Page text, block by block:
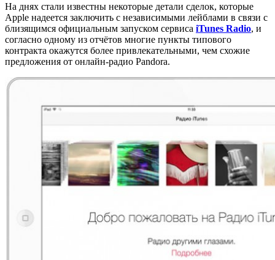
На днях стали известны некоторые детали сделок, которые
Apple надеется заключить с независимыми лейблами в связи с
близящимся официальным запуском сервиса iTunes Radio, и
согласно одному из отчётов многие пункты типового
контракта окажутся более привлекательными, чем схожие
предложения от онлайн-радио Pandora.